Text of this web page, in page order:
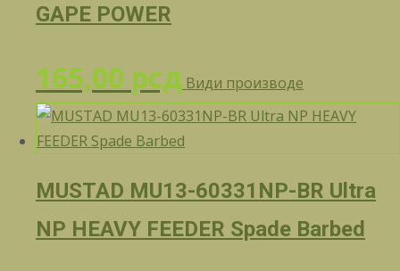
GAPE POWER
165,00 рсд Види производе
MUSTAD MU13-60331NP-BR Ultra
NP HEAVY FEEDER Spade Barbed